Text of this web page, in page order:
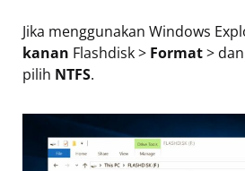
Jika menggunakan Windows
kanan Flashdisk > Format>
pilih NTFS.